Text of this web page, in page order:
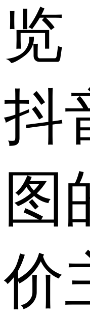
览
抖
图
价